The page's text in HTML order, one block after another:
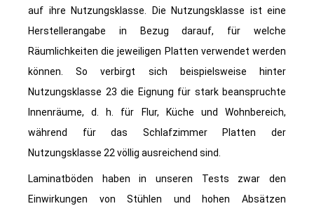
auf ihre Nutzungsklasse. Die Nutzungsklasse ist eine
Herstellerangabe in Bezug darauf, für welche
Räumlichkeiten die jeweiligen Platten verwendet werden
können. So verbirgt sich beispielsweise hinter
Nutzungsklasse 23 die Eignung für stark beanspruchte
Innenräume, d. h. für Flur, Küche und Wohnbereich,
während für das Schlafzimmer Platten der
Nutzungsklasse 22 völlig ausreichend sind.
Laminatböden haben in unseren Tests zwar den
Einwirkungen von Stühlen und hohen Absätzen